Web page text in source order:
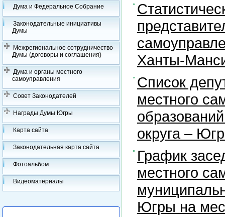
Дума и Федеральное Собрание
Законодательные инициативы
Думы
Межрегиональное сотрудничество
Думы (договоры и соглашения)
Дума и органы местного
самоуправления
Совет Законодателей
Награды Думы Югры
Карта сайта
Законодательная карта сайта
Фотоальбом
Видеоматериалы
Ханты-
Список
местного
округа –
График
местного
Югры на